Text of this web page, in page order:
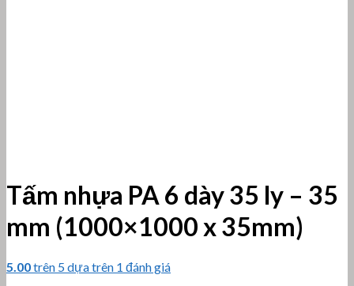
Tấm nhựa PA 6 dày 35 ly – 35
mm (1000×1000 x 35mm)
5.00trên 5 dựa trên 1 đánh giá